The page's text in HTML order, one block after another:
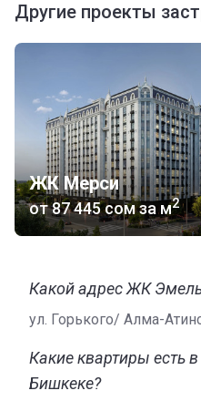
Другие проекты
ЖК Мерси
от‍87 445 сомза м2
Какой адрес ЖК
ул. Горького/ Алма-
Какие квартиры есть
Бишкеке?